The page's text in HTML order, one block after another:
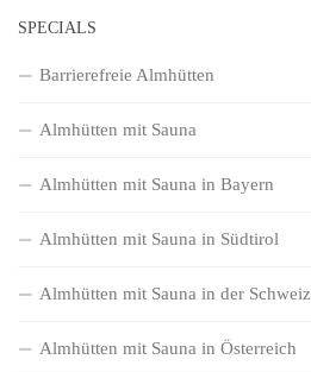
SPECIALS
Barrierefreie Almhütten
Almhütten mit Sauna
Almhütten mit Sauna in Bayern
Almhütten mit Sauna in Südtirol
Almhütten mit Sauna in der Schweiz
Almhütten mit Sauna in Österreich